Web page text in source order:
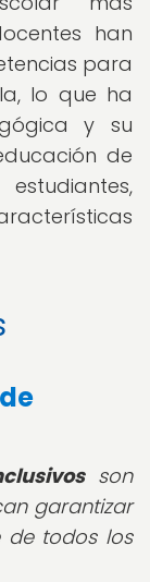
han
para
lo que ha
y su
de
son
garantizar
de todos los